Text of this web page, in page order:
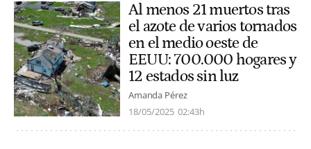
Al menos 21 muertos tras
el azote de varios tornados
en el medio oeste de
EEUU: 700.000 hogares y
12 estados sin luz
Amanda Pérez
18/05/2025 02:43h